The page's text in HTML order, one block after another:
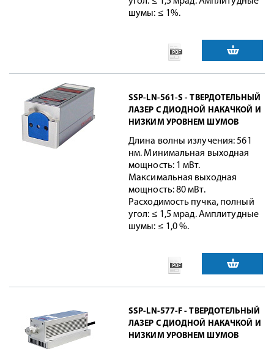
шумы: ≤ 1%.
SSP-LN-561-S - ТВЕРДОТЕЛЬНЫЙ
ЛАЗЕР С ДИОДНОЙ НАКАЧКОЙ И
НИЗКИМ УРОВНЕМ ШУМОВ
Длина волны излучения: 561
нм. Минимальная выходная
мощность: 1 мВт.
Максимальная выходная
мощность: 80 мВт.
Расходимость пучка, полный
угол: ≤ 1,5 мрад. Амплитудные
шумы: ≤ 1,0 %.
SSP-LN-577-F - ТВЕРДОТЕЛЬНЫЙ
ЛАЗЕР С ДИОДНОЙ НАКАЧКОЙ И
НИЗКИМ УРОВНЕМ ШУМОВ